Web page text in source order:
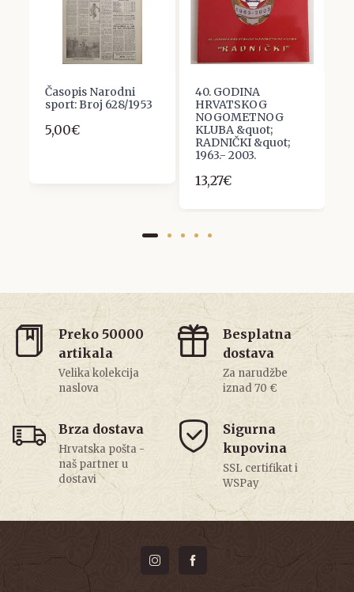
Časopis Narodni
sport: Broj 628/1953
5,00€
40. GODINA
HRVATSKOG
NOGOMETNOG
KLUBA &quot;
RADNIČKI &quot;
1963.- 2003.
13,27€
Preko 50000
artikala
Velika kolekcija
naslova
Besplatna
dostava
Za narudžbe
iznad 70 €
Brza dostava
Hrvatska pošta -
naš partner u
dostavi
Sigurna
kupovina
SSL certifikat i
WSPay